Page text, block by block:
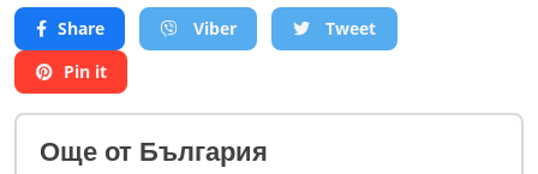
Share Viber
Tweet
Pin it
Oще от България